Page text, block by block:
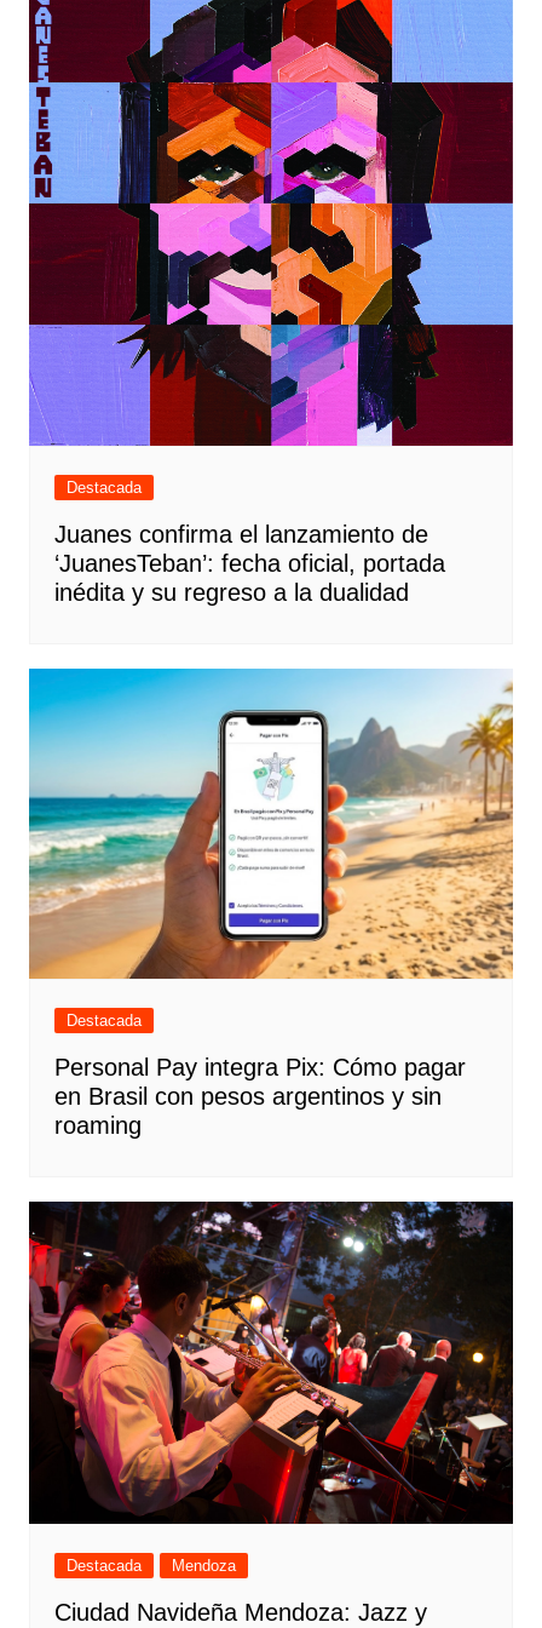
Destacada
Juanes confirma el lanzamiento de
‘JuanesTeban’: fecha oficial, portada
inédita y su regreso a la dualidad
Destacada
Personal Pay integra Pix: Cómo pagar
en Brasil con pesos argentinos y sin
roaming
Destacada Mendoza
Ciudad Navideña Mendoza: Jazz y